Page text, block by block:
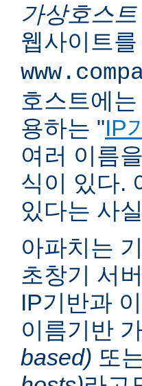
가상호스
웹사이트
호스트에
용하는 "IP
여러 이름
식이 있다.
있다는 사
아파치는
초창기 서
IP기반과
이름기반
based) 또